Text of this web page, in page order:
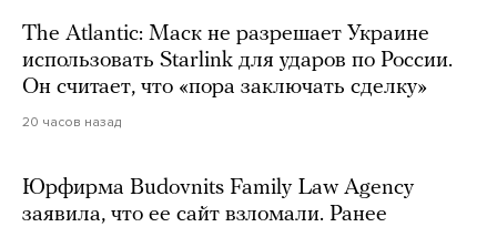
The Atlantic: Маск не разрешает Украине
использовать Starlink для ударов по России.
Он считает, что «пора заключать сделку»
20 часов назад
Юрфирма Budovnits Family Law Agency
заявила, что ее сайт взломали. Ранее